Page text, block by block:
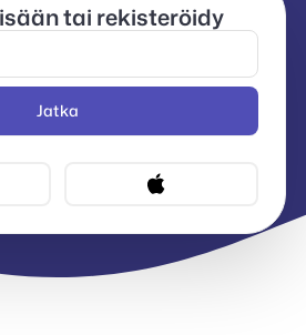
tai rekisteröidy
Jatka